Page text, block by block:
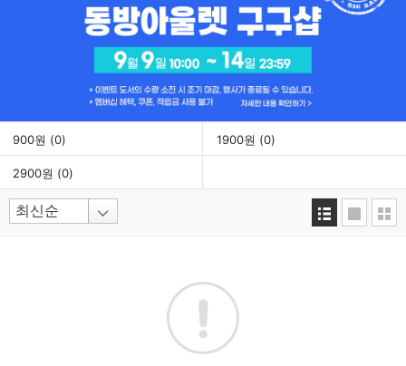
900원 (0) 1900원 (0)
2900원 (0)